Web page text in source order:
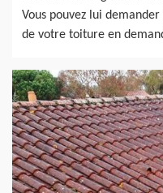
Vous pouvez lui
de votre toiture en